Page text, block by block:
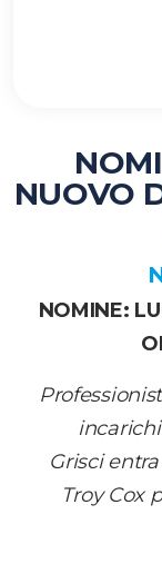
NUOVO
NOMINE:
Grisci
Troy Cox